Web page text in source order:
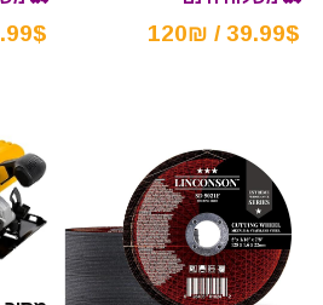
39.99$ / 120₪
/ 91₪